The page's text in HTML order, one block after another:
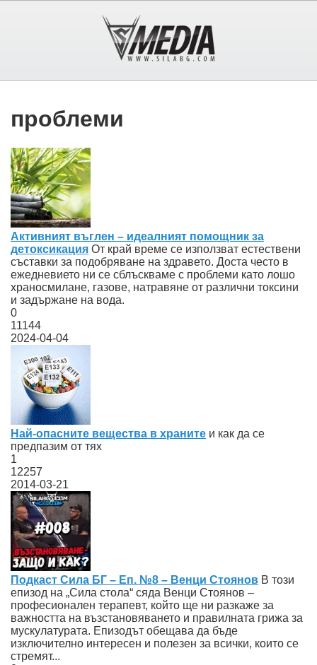
проблеми
Активният въглен – идеалният помощник за
детоксикация От край време се използват естествени
съставки за подобряване на здравето. Доста често в
ежедневието ни се сблъскваме с проблеми като лошо
храносмилане, газове, натравяне от различни токсини
и задържане на вода.
0
11144
2024-04-04
Най-опасните вещества в храните и как да се
предпазим от тях
1
12257
2014-03-21
Подкаст Сила БГ – Eп. №8 – Венци Стоянов В този
епизод на „Сила стола“ сяда Венци Стоянов –
професионален терапевт, който ще ни разкаже за
важността на възстановяването и правилната грижа за
мускулатурата. Епизодът обещава да бъде
изключително интересен и полезен за всички, които се
стремят...